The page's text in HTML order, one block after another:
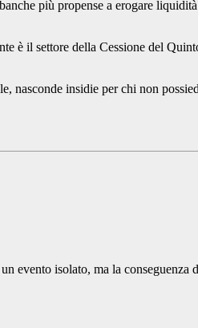
più propense a erogare
è il settore della Cessione del
nasconde insidie per chi non
evento isolato, ma la conseguenza